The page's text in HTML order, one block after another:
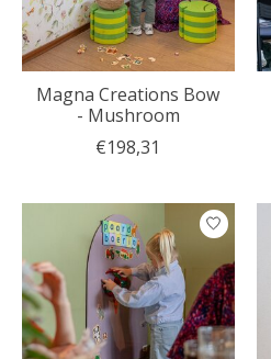
Magna Creations Bow
- Mushroom
€198,31